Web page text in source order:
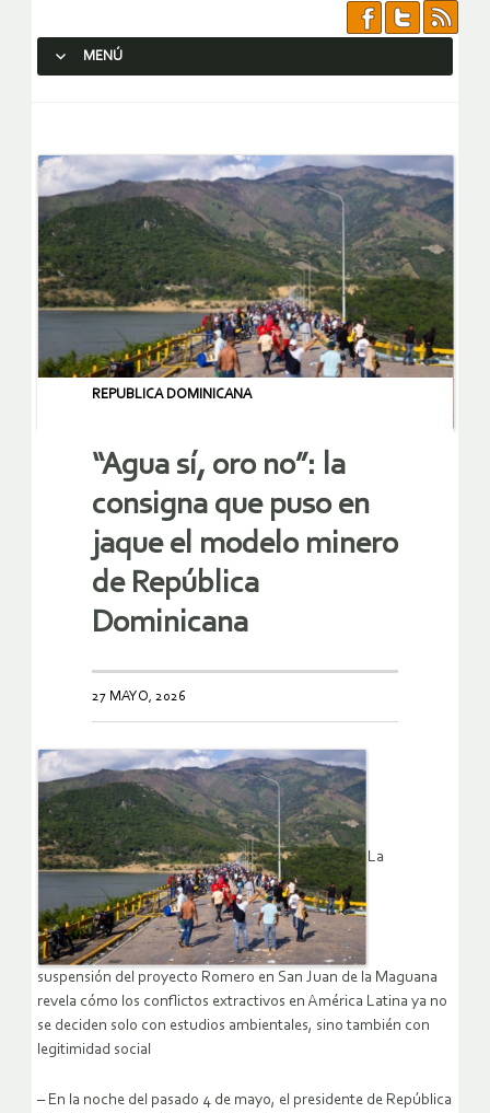
MENÚ
REPUBLICA DOMINICANA
“Agua sí, oro no”: la
consigna que puso en
jaque el modelo minero
de República
Dominicana
27 MAYO, 2026
La
suspensión del proyecto Romero en San Juan de la Maguana
revela cómo los conflictos extractivos en América Latina ya no
se deciden solo con estudios ambientales, sino también con
legitimidad social
– En la noche del pasado 4 de mayo, el presidente de República